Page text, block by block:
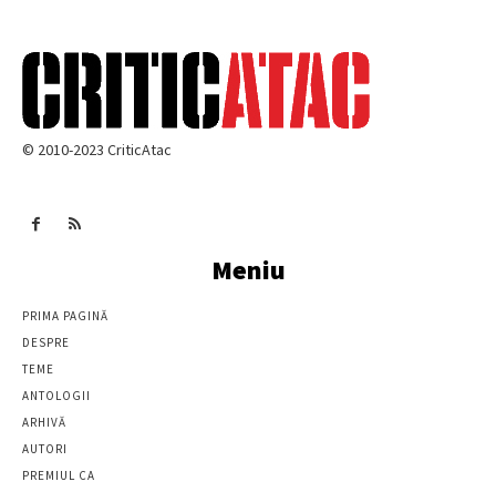
© 2010-2023 CriticAtac
Meniu
PRIMA PAGINĂ
DESPRE
TEME
ANTOLOGII
ARHIVĂ
AUTORI
PREMIUL CA